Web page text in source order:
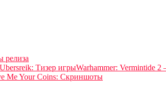
релиза
Warhammer: Vermintide
Me Your Coins: Скриншоты